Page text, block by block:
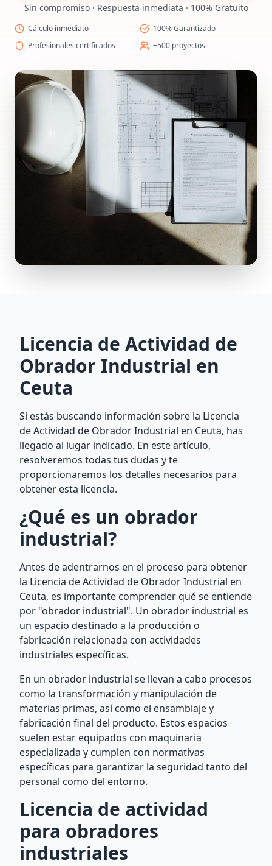
Sin compromiso · Respuesta inmediata · 100% Gratuito
Cálculo inmediato
100% Garantizado
Profesionales certificados
+500 proyectos
Licencia de Actividad de
Obrador Industrial en
Ceuta
Si estás buscando información sobre la Licencia
de Actividad de Obrador Industrial en Ceuta, has
llegado al lugar indicado. En este artículo,
resolveremos todas tus dudas y te
proporcionaremos los detalles necesarios para
obtener esta licencia.
¿Qué es un obrador
industrial?
Antes de adentrarnos en el proceso para obtener
la Licencia de Actividad de Obrador Industrial en
Ceuta, es importante comprender qué se entiende
por "obrador industrial". Un obrador industrial es
un espacio destinado a la producción o
fabricación relacionada con actividades
industriales específicas.
En un obrador industrial se llevan a cabo procesos
como la transformación y manipulación de
materias primas, así como el ensamblaje y
fabricación final del producto. Estos espacios
suelen estar equipados con maquinaria
especializada y cumplen con normativas
específicas para garantizar la seguridad tanto del
personal como del entorno.
Licencia de actividad
para obradores
industriales